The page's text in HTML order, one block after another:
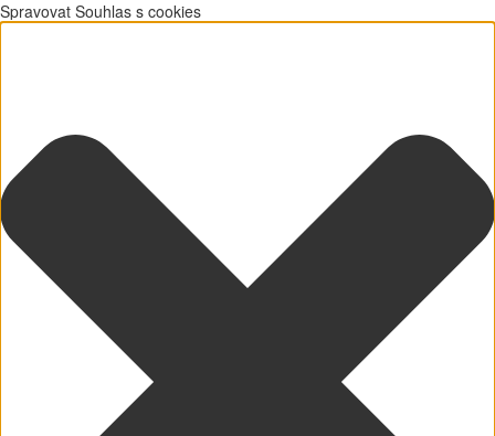
Spravovat Souhlas s cookies